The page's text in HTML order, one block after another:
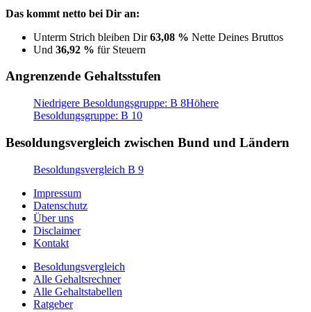
Das kommt netto bei Dir an:
Unterm Strich bleiben Dir63,08 % Nette Deines Bruttos
Und 36,92 % für Steuern
Angrenzende Gehaltsstufen
Niedrigere Besoldungsgruppe: B 8Höhere
Besoldungsgruppe: B 10
Besoldungsvergleich zwischen Bund und Ländern
Besoldungsvergleich B 9
Impressum
Datenschutz
Über uns
Disclaimer
Kontakt
Besoldungsvergleich
Alle Gehaltsrechner
Alle Gehaltstabellen
Ratgeber